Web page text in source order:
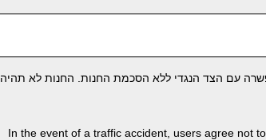
עם הצד הנגדי ללא הסכמת החנות. החנות לא תהיה
In the event of a traffic accident, users agree not